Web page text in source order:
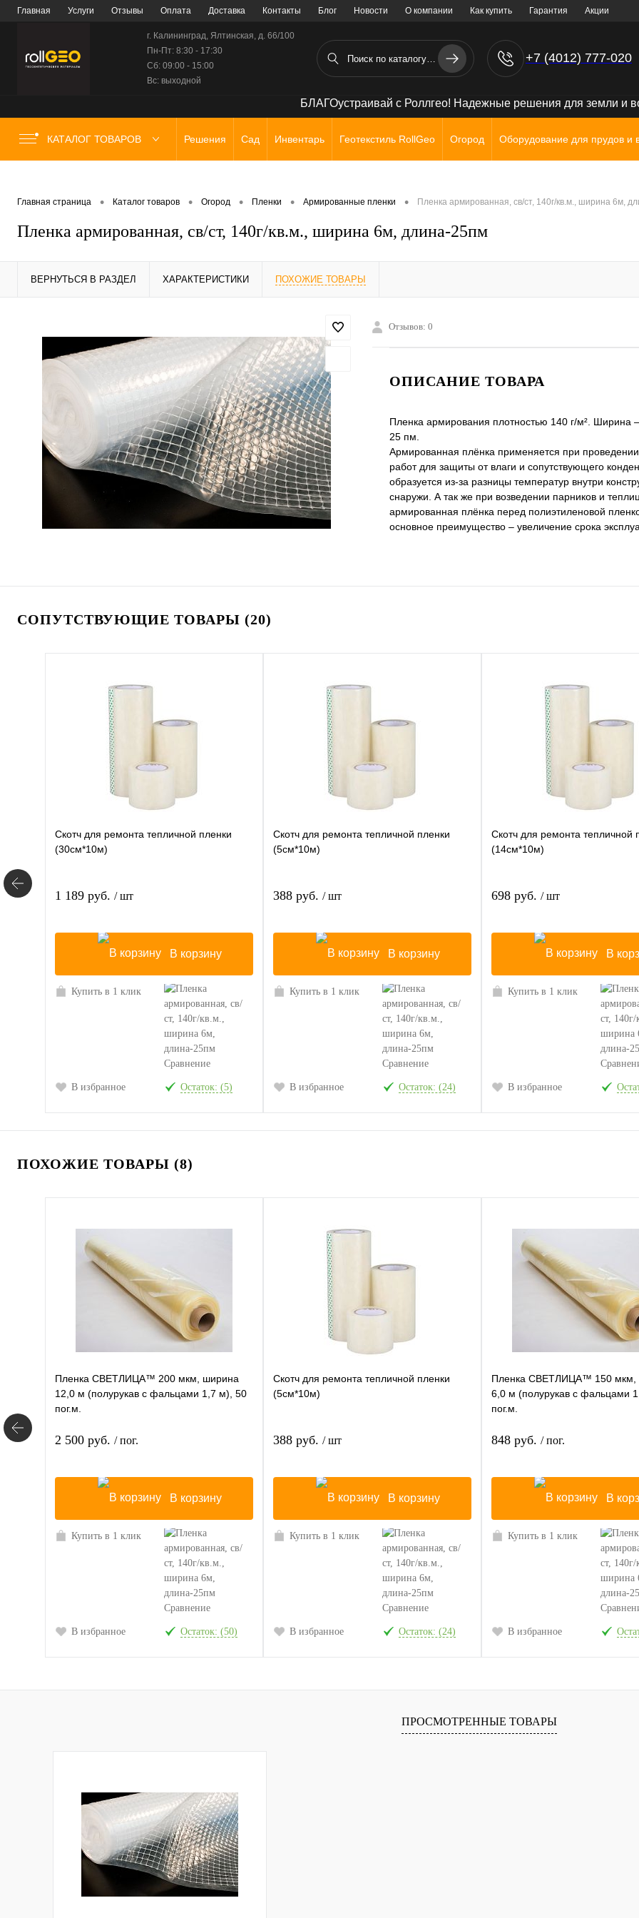
Главная Услуги Отзывы Оплата Доставка Контакты Блог Новости О компании Как купить Гарантия Акции
г. Калининград, Ялтинская, д. 66/100
Пн-Пт: 8:30 - 17:30
Сб: 09:00 - 15:00
Вс: выходной
+7 (4012) 777-020
БЛАГОустраивай с Роллгео! Надежные решения для земли и
КАТАЛОГ ТОВАРОВ Решения Сад Инвентарь Геотекстиль RollGeo Огород Оборудование для прудов и
Главная страница • Каталог товаров • Огород • Пленки • Армированные пленки • Пленка армированная, св/ст, 140г/кв.м., ширина 6м,
Пленка армированная, св/ст, 140г/кв.м., ширина 6м, длина-25пм
ВЕРНУТЬСЯ В РАЗДЕЛ ХАРАКТЕРИСТИКИ ПОХОЖИЕ ТОВАРЫ
Отзывов: 0
ОПИСАНИЕ ТОВАРА
Пленка армирования плотностью 140 г/м². Ширина
25 пм.
Армированная плёнка применяется при
работ для защиты от влаги и сопутствующего
образуется из-за разницы температур внутри
снаружи. А так же при возведении парников и
армированная плёнка перед полиэтиленовой
основное преимущество – увеличение срока
СОПУТСТВУЮЩИЕ ТОВАРЫ (20)
Скотч для ремонта тепличной пленки
(30см*10м)
1 189 руб. / шт
В корзину
Купить в 1 клик
Сравнение
В избранное Остаток: (5)
Скотч для ремонта тепличной пленки
(5см*10м)
388 руб. / шт
В корзину
Купить в 1 клик
Сравнение
В избранное Остаток: (24)
Скотч для ремонта тепличной
(14см*10м)
698 руб. / шт
В
Купить в 1 клик
В избранное
ПОХОЖИЕ ТОВАРЫ (8)
Пленка СВЕТЛИЦА™ 200 мкм, ширина
12,0 м (полурукав с фальцами 1,7 м), 50
пог.м.
2 500 руб. / пог.
В корзину
Купить в 1 клик
Сравнение
В избранное Остаток: (50)
Скотч для ремонта тепличной пленки
(5см*10м)
388 руб. / шт
В корзину
Купить в 1 клик
Сравнение
В избранное Остаток: (24)
Пленка СВЕТЛИЦА™ 150 мкм,
6,0 м (полурукав с фальцами
пог.м.
848 руб. / пог.
В
Купить в 1 клик
В избранное
ПРОСМОТРЕННЫЕ ТОВАРЫ